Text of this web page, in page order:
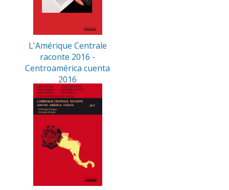
L'Amérique Centrale
raconte 2016 -
Centroamérica cuenta
2016